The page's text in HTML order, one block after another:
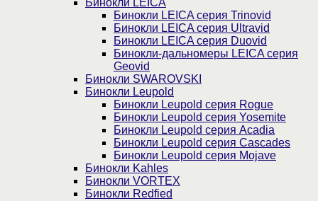
Бинокли LEICA
Бинокли LEICA серия Trinovid
Бинокли LEICA серия Ultravid
Бинокли LEICA серия Duovid
Бинокли-дальномеры LEICA серия
Geovid
Бинокли SWAROVSKI
Бинокли Leupold
Бинокли Leupold серия Rogue
Бинокли Leupold серия Yosemite
Бинокли Leupold серия Acadia
Бинокли Leupold серия Cascades
Бинокли Leupold серия Mojave
Бинокли Kahles
Бинокли VORTEX
Бинокли Redfied